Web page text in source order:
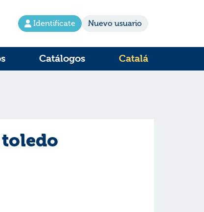
Identifícate Nuevo usuario
Catálogos Catalá